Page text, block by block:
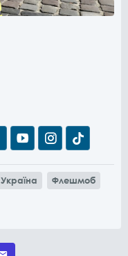
Україна Флешмоб